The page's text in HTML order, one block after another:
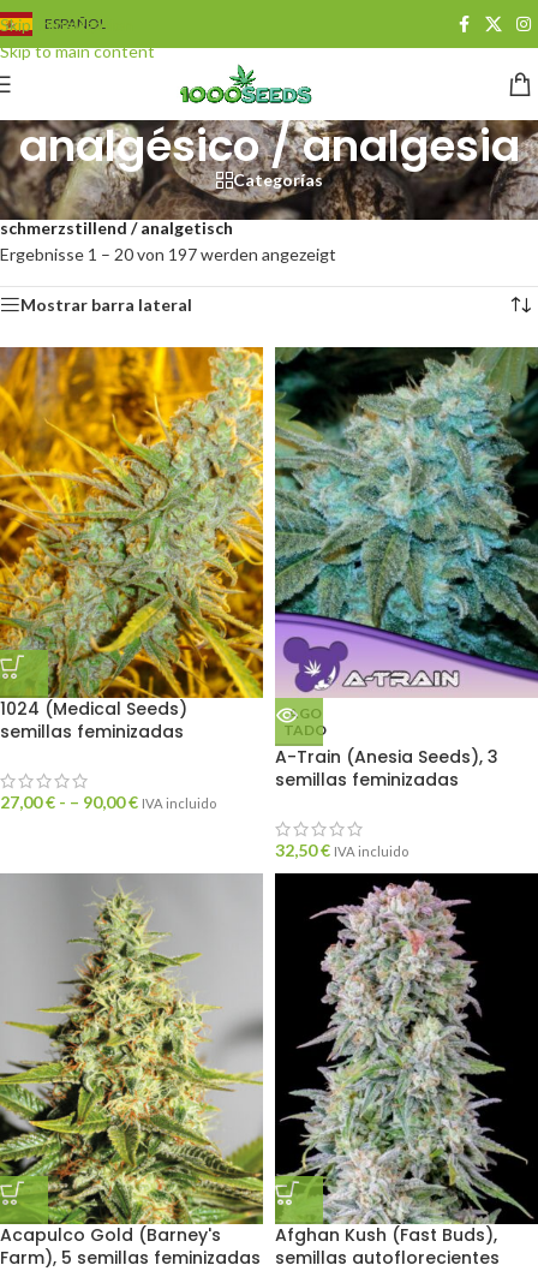
Skip to navigation
Skip to main content
ESPAÑOL
analgésico / analgesia
Categorías
Start Seedshop/Kategorien/medizinische Cannabis Samen
schmerzstillend / analgetisch
Ergebnisse 1 – 20 von 197 werden angezeigt
Mostrar barra lateral
1024 (Medical Seeds)
semillas feminizadas
27,00€ - – 90,00€ IVA incluido
AGO
TADO
A-Train (Anesia Seeds), 3
semillas feminizadas
32,50€ IVA incluido
Acapulco Gold (Barney's
Farm), 5 semillas feminizadas
Afghan Kush (Fast Buds),
semillas autoflorecientes